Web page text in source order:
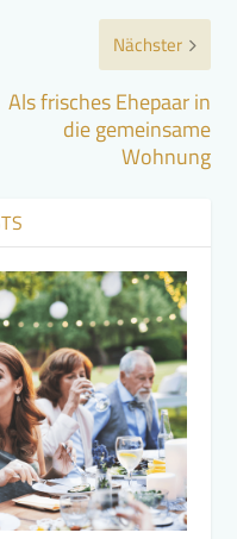
Nächster
Als frisches Ehepaar in
die gemeinsame
Wohnung